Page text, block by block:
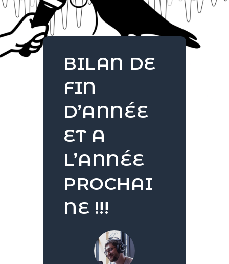
BILAN DE
FIN
D’ANNÉE
ET A
L’ANNÉE
PROCHAI
NE !!!